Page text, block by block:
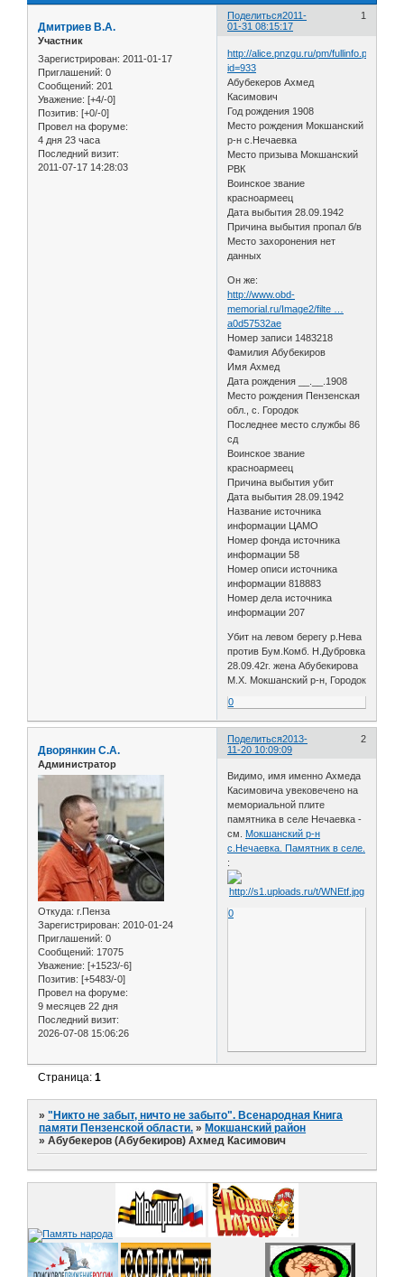
Поделиться 1
2011-
01-31 08:15:17
Дмитриев В.А.
Участник
Зарегистрирован: 2011-01-17
Приглашений: 0
Сообщений: 201
Уважение: [+4/-0]
Позитив: [+0/-0]
Провел на форуме:
4 дня 23 часа
Последний визит:
2011-07-17 14:28:03
http://alice.pnzgu.ru/pm/fullinfo.php?
id=933
Абубекеров Ахмед
Касимович
Год рождения 1908
Место рождения Мокшанский
р-н с.Нечаевка
Место призыва Мокшанский
РВК
Воинское звание
красноармеец
Дата выбытия 28.09.1942
Причина выбытия пропал б/в
Место захоронения нет
данных
Он же:
http://www.obd-
memorial.ru/Image2/filte …
a0d57532ae
Номер записи 1483218
Фамилия Абубекиров
Имя Ахмед
Дата рождения __.__.1908
Место рождения Пензенская
обл., с. Городок
Последнее место службы 86
сд
Воинское звание
красноармеец
Причина выбытия убит
Дата выбытия 28.09.1942
Название источника
информации ЦАМО
Номер фонда источника
информации 58
Номер описи источника
информации 818883
Номер дела источника
информации 207
Убит на левом берегу р.Нева
против Бум.Комб. Н.Дубровка
28.09.42г. жена Абубекирова
М.Х. Мокшанский р-н, Городок
0
Поделиться 2
2013-
11-20 10:09:09
Дворянкин С.А.
Администратор
Откуда: г.Пенза
Зарегистрирован: 2010-01-24
Приглашений: 0
Сообщений: 17075
Уважение: [+1523/-6]
Позитив: [+5483/-0]
Провел на форуме:
9 месяцев 22 дня
Последний визит:
2026-07-08 15:06:26
Видимо, имя именно Ахмеда
Касимовича увековечено на
мемориальной плите
памятника в селе Нечаевка -
см. Мокшанский р-н
с.Нечаевка. Памятник в селе.
:
0
Страница:1
»"Никто не забыт, ничто не забыто". Всенародная Книга
памяти Пензенской области. »Мокшанский район
»Абубекеров (Абубекиров) Ахмед Касимович